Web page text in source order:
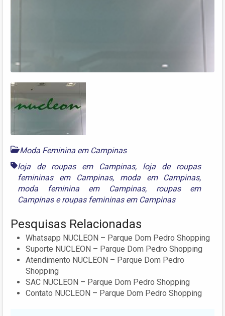
Moda Feminina em Campinas
loja de roupas em Campinas, loja de roupas
femininas em Campinas, moda em Campinas,
moda feminina em Campinas, roupas em
Campinaseroupas femininas em Campinas
Pesquisas Relacionadas
Whatsapp NUCLEON – Parque Dom Pedro Shopping
Suporte NUCLEON – Parque Dom Pedro Shopping
Atendimento NUCLEON – Parque Dom Pedro
Shopping
SAC NUCLEON – Parque Dom Pedro Shopping
Contato NUCLEON – Parque Dom Pedro Shopping